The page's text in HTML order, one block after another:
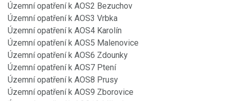
Územní opatření k AOS2 Bezuchov
Územní opatření k AOS3 Vrbka
Územní opatření k AOS4 Karolín
Územní opatření k AOS5 Malenovice
Územní opatření k AOS6 Zdounky
Územní opatření k AOS7 Ptení
Územní opatření k AOS8 Prusy
Územní opatření k AOS9 Zborovice